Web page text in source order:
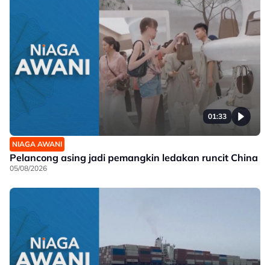
01:33
NIAGA AWANI
Pelancong asing jadi pemangkin ledakan runcit China
05/08/2026